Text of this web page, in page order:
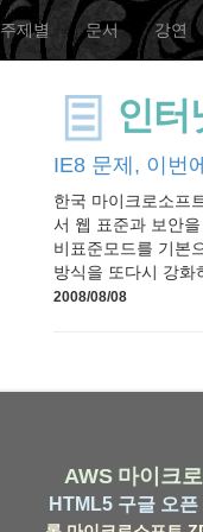
주제별 문서 강연
인터
IE8 문제, 이번
한국 마이크로소프
서 웹 표준과 보안
비표준모드를 기본
방식을 또다시 강화
2008/08/08
AWS 마이크
HTML5 구글 오픈